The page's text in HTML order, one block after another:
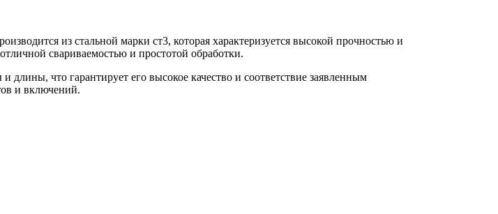
из стальной марки ст3, которая характеризуется высокой прочностью и
свариваемостью и простотой обработки.
что гарантирует его высокое качество и соответствие заявленным
и включений.